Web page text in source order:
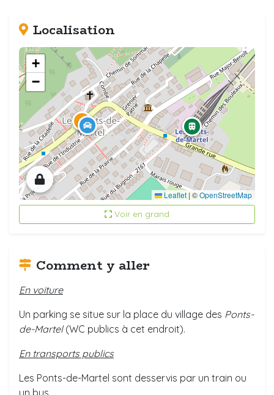
Localisation
+
−
Leaflet | ©OpenStreetMap
Voir en grand
Comment y aller
En voiture
Un parking se situe sur la place du village des Ponts-
de-Martel(WC publics à cet endroit).
En transports publics
Les Ponts-de-Martel sont desservis par un train ou
un bus.